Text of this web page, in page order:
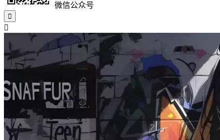
微信公众号